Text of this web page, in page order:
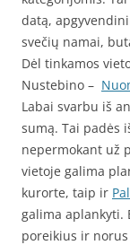
datą,
svečių namai,
Dėl tinkamos
Nustebino –
Labai svarbu iš
sumą. Tai padės
nepermokant už
vietoje galima
kurorte, taip ir
galima aplankyti.
poreikius ir